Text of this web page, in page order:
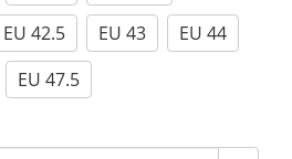
EU 42.5 EU 43
EU 44
EU 47.5